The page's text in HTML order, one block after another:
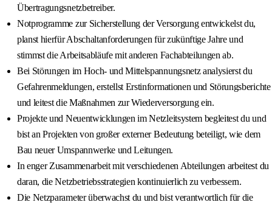
Übertragungsnetzbetreiber.
Notprogramme zur Sicherstellung der Versorgung entwickelst du,
planst hierfür Abschaltanforderungen für zukünftige Jahre und
stimmst die Arbeitsabläufe mit anderen Fachabteilungen ab.
Bei Störungen im Hoch- und Mittelspannungsnetz analysierst du
Gefahrenmeldungen, erstellst Erstinformationen und Störungsberichte
und leitest die Maßnahmen zur Wiederversorgung ein.
Projekte und Neuentwicklungen im Netzleitsystem begleitest du und
bist an Projekten von großer externer Bedeutung beteiligt, wie dem
Bau neuer Umspannwerke und Leitungen.
In enger Zusammenarbeit mit verschiedenen Abteilungen arbeitest du
daran, die Netzbetriebsstrategien kontinuierlich zu verbessern.
Die Netzparameter überwachst du und bist verantwortlich für die